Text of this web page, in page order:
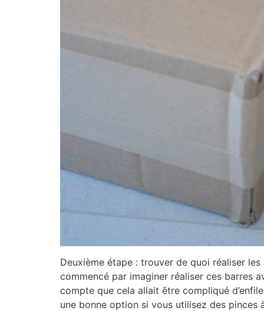
Deuxième étape : trouver de quoi réaliser
commencé par imaginer réaliser ces barres
compte que cela allait être compliqué
une bonne option si vous utilisez des pinces